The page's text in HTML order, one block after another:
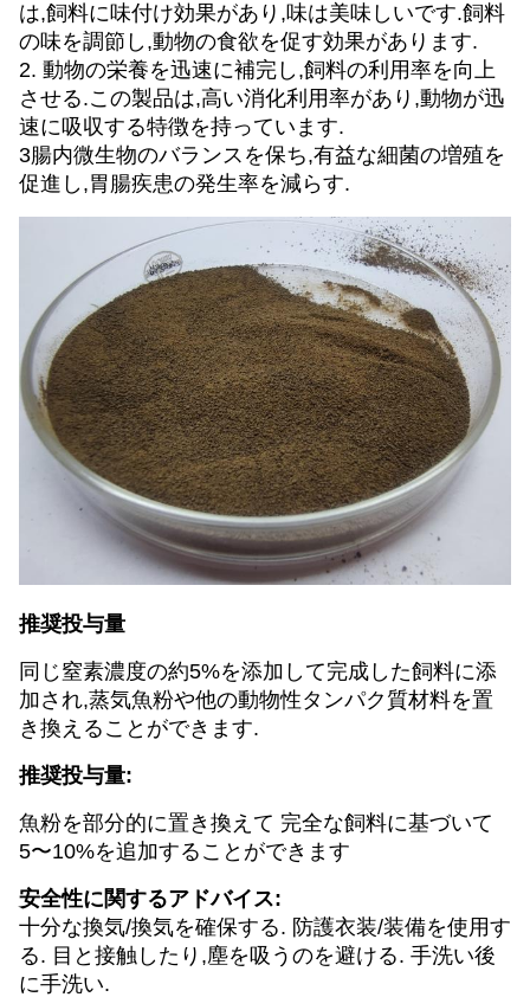
は,飼料に味付け効果があり,味は美味しいです.飼料
の味を調節し,動物の食欲を促す効果があります.
2. 動物の栄養を迅速に補完し,飼料の利用率を向上
させる.この製品は,高い消化利用率があり,動物が迅
速に吸収する特徴を持っています.
3腸内微生物のバランスを保ち,有益な細菌の増殖を
促進し,胃腸疾患の発生率を減らす.
推奨投与量
同じ窒素濃度の約5%を添加して完成した飼料に添
加され,蒸気魚粉や他の動物性タンパク質材料を置
き換えることができます.
推奨投与量:
魚粉を部分的に置き換えて 完全な飼料に基づいて
5〜10%を追加することができます
安全性に関するアドバイス:
十分な換気/換気を確保する. 防護衣装/装備を使用す
る. 目と接触したり,塵を吸うのを避ける. 手洗い後
に手洗い.